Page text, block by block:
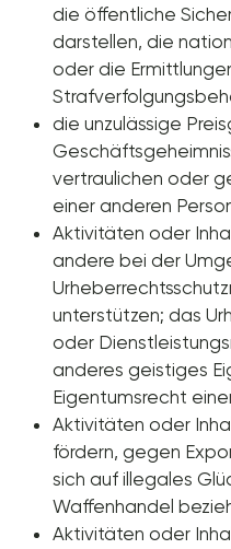
die öffentliche
darstellen, die
oder die
die unzulässige
vertraulichen oder
einer anderen
Aktivitäten oder
andere bei der
unterstützen; das
oder
anderes geistiges
Eigentumsrecht
Aktivitäten oder
fördern, gegen
sich auf illegales
Waffenhandel
Aktivitäten oder